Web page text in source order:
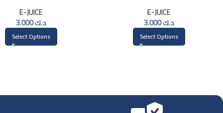
E-JUICE
د.ك3.000
Select Options
E-JUICE
د.ك3.000
Select Options